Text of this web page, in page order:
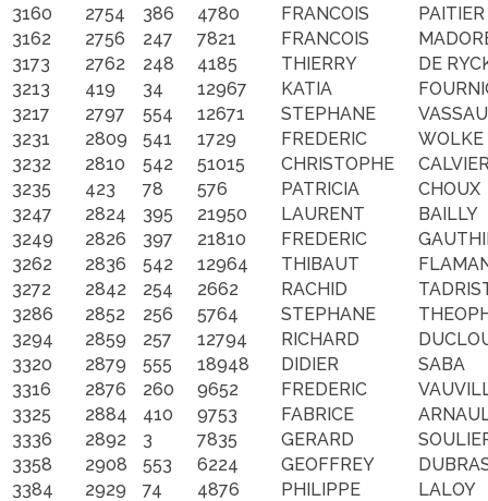
3160
2754 386 4780 FRANCOIS
PAITIER
3162
2756 247 7821 FRANCOIS
3173
2762 248 4185 THIERRY
DE
3213
419 34 12967 KATIA
3217
2797 554 12671 STEPHANE
3231
2809 541 1729 FREDERIC
WOLKE
3232
2810 542 51015 CHRISTOPHE
3235
423 78 576 PATRICIA
CHOUX
3247
2824 395 21950 LAURENT
BAILLY
3249
2826 397 21810 FREDERIC
3262
2836 542 12964 THIBAUT
3272
2842 254 2662 RACHID
3286
2852 256 5764 STEPHANE
3294
2859 257 12794 RICHARD
3320
2879 555 18948 DIDIER
SABA
3316
2876 260 9652 FREDERIC
3325
2884 410 9753 FABRICE
3336
2892 3 7835 GERARD
3358
2908 553 6224 GEOFFREY
3384
2929 74 4876 PHILIPPE
LALOY